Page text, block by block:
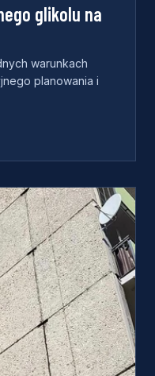
glikolu na
warunkach
planowania i